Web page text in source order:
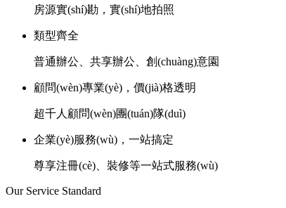
房源實(shí)勘，實(shí)地拍照
類型齊全
普通辦公、共享辦公、創(chuàng)意園
顧問(wèn)專業(yè)，價(jià)格透明
超千人顧問(wèn)團(tuán)隊(duì)
企業(yè)服務(wù)，一站搞定
尊享注冊(cè)、裝修等一站式服務(wù)
Our Service Standard